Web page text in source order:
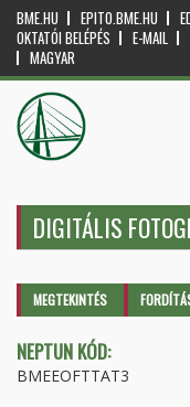
BME.HU EPITO.BME.HU
OKTATÓI BELÉPÉS
E-MAIL
MAGYAR
DIGITÁLIS
Elsődleges
MEGTEKINTÉS (AKTÍV
NEPTUN KÓD:
BMEEOFTTAT3